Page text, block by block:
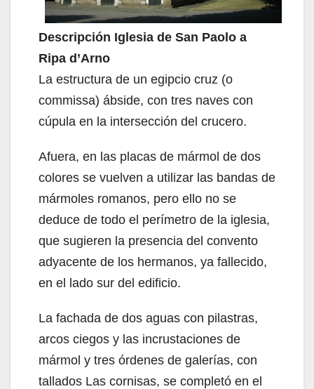
Descripción Iglesia de San Paolo a
Ripa d’Arno
La estructura de un egipcio cruz (o
commissa) ábside, con tres naves con
cúpula en la intersección del crucero.
Afuera, en las placas de mármol de dos
colores se vuelven a utilizar las bandas de
mármoles romanos, pero ello no se
deduce de todo el perímetro de la iglesia,
que sugieren la presencia del convento
adyacente de los hermanos, ya fallecido,
en el lado sur del edificio.
La fachada de dos aguas con pilastras,
arcos ciegos y las incrustaciones de
mármol y tres órdenes de galerías, con
tallados Las cornisas, se completó en el